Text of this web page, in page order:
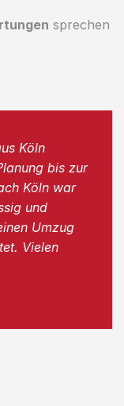
sprechen
Köln
bis zur
Köln war
und
Umzug
Vielen